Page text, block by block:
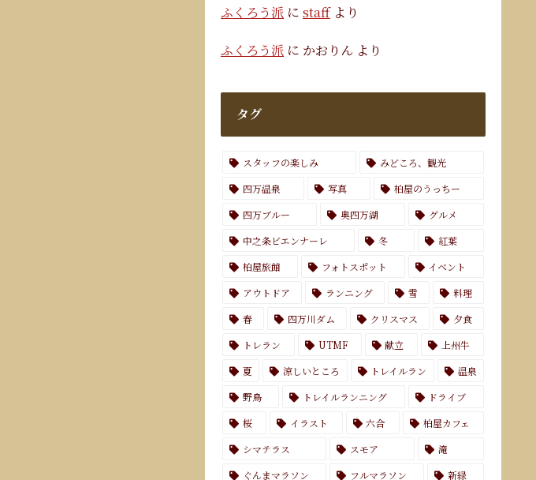
ふくろう派 に staffより
ふくろう派 に かおりん より
タグ
スタッフの楽しみ
みどころ、観光
四万温泉
写真
柏屋のうっちー
四万ブルー
奥四万湖
グルメ
中之条ビエンナーレ
冬
紅葉
柏屋旅館
フォトスポット
イベント
アウトドア
ランニング 雪
料理
春
四万川ダム クリスマス
夕食
トレラン
UTMF 献立
上州牛
夏
涼しいところ トレイルラン
温泉
野鳥
トレイルランニング
ドライブ
桜
イラスト 六合
柏屋カフェ
シマテラス
スモア
滝
ぐんまマラソン
フルマラソン 新緑